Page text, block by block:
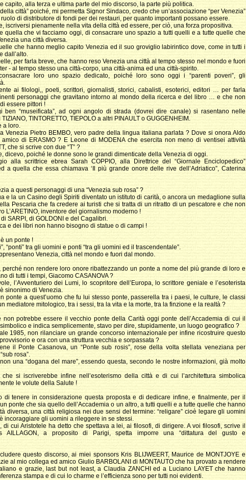
capito, alla terza e ultima parte del mio discorso, la parte più politica.
città” poiché, mi permetta Signor Sindaco, credo che un’associazione “per Venezia”
di distributore di fondi per dei restauri, per quanto importanti possano essere.
iscriversi pienamente nella vita della città ed essere, per ciò, una forza propositiva.
quella che vi facciamo oggi, di consacrare uno spazio a tutti quelli e a tutte quelle che
una città diversa.
che hanno meglio capito Venezia ed il suo groviglio labirintico dove, come in tutti i
dall’alto.
per farla breve, che hanno reso Venezia una città al tempo stesso nel mondo e fuori
- al tempo stesso una città-corpo, una città-anima ed una città-spirito.
loro uno spazio dedicato, poiché loro sono oggi i “parenti poveri”, gli
ai filologi,, poeti, scrittori, giornalisti, storici, cabalisti, esoterici, editori … per farla
personaggi che gravitano intorno al mondo della ricerca e del libro … e che non
essere pittori !
ben “museificata”, ad ogni angolo di strada (dovrei dire canale) si rasentano nelle
TINTORETTO, TIEPOLO a altri PINAULT o GUGGENHEIM.
a loro.
Venezia Pietro BEMBO, vero padre della lingua italiana parlata ? Dove si onora Aldo
amico di ERASMO ? E Leone di MODENA che esercita non meno di ventisei attività
che si scrive con due “T” ?
dicevo, poiché le donne sono le grandi dimenticate della Venezia di oggi.
alla scrittrice ebrea Sarah COPPIO, alla Direttrice del “Giornale Enciclopedico”
a quella che essa chiamava ‘Il più grande onore delle rive dell’Adriatico”, Caterina
a questi personaggi di una “Venezia sub rosa” ?
e la un Casino degli Spiriti diventato un istituto di carità, o ancora un medaglione sulla
Pescaria che fa credere ai turisti che si tratta di un ritratto di un pescatore e che non
L’ARETINO, inventore del giornalismo moderno !
SARPI, di GOLDONI e del Cagalibri.
e dei libri non hanno bisogno di statue o di campi !
un ponte !
“ponti” tra gli uomini e ponti “tra gli uomini ed il trascendentale”.
Venezia, città nel mondo e fuori dal mondo.
perché non rendere loro onore ribattezzando un ponte a nome del più grande di loro e
di tutti i tempi, Giacomo CASANOVA ?
l’Avventuriero dei Lumi, lo scopritore dell’Europa, lo scrittore geniale e l’esoterista
sinonimo di Venezia.
ponte a quest’uomo che fu lui stesso ponte, passerella tra i paesi, le culture, le classi
mediatore mitologico, tra i sessi, tra la vita e la morte, tra la finzione e la realtà ?
non potrebbe essere il vecchio ponte della Carità oggi ponte dell’Accademia di cui il
e indica semplicemente, stavo per dire, stupidamente, un luogo geografico ?
1985, non rilanciare un grande concorso internazionale per infine ricostruire questo
e ora con una struttura vecchia e sorpassata ?
il Ponte Casanova, un “Ponte sub rosis”, rose della volta stellata veneziana per
rosa”.
una “dogana del mare”, essendo questa, secondo le nostre informazioni, già molto
che si iscriverebbe infine nell’esoterismo della città e di cui l’architettura simbolica
le volute della Salute !
di tenere in considerazione questa proposta e di dedicare infine, e finalmente, per il
ponte che sia quello dell’Accademia o un altro, a tutti quelli e a tutte quelle che hanno
diversa, una città religiosa nei due sensi del termine: “religare” cioè legare gli uomini
incoraggiare gli uomini a rileggere in se stessi.
di cui Aristotele ha detto che spettava a lei, ai filosofi, di dirigere. A voi filosofi, scrive il
AILLAGON, a proposito di Parigi, spetta imporre una “dittatura del gusto e
questo discorso, ai miei sponsors Kris BLIJWEERT, Maurice de MONTJOYE e
al mio collega ed amico Giulio BARBOLANI di MONTAUTO che ha provato a rendere
e grazie, last but not least, a Claudia ZANCHI ed a Luciano LAYET che hanno
stampa e di cui lo charme e l’efficienza sono per tutti noi evidenti.